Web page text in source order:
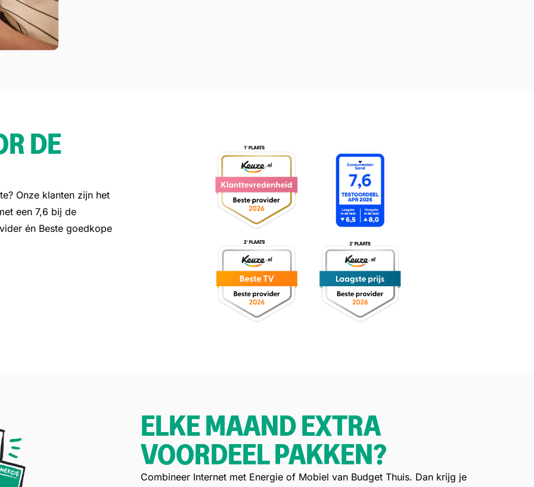
DE
Onze klanten zijn het
een 7,6 bij de
én Beste goedkope
ELKE MAAND EXTRA
VOORDEEL PAKKEN?
Combineer Internet met Energie of Mobiel van Budget Thuis. Dan krijg je